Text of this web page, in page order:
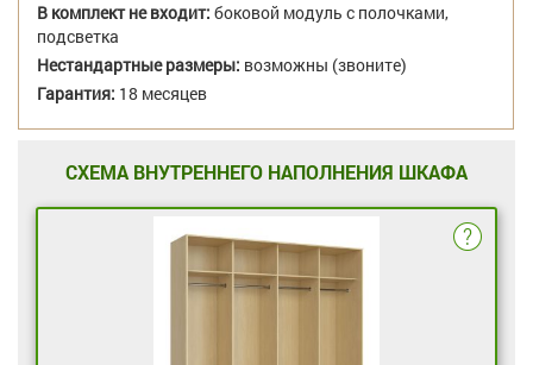
В комплект не входит: боковой модуль с полочками,
подсветка
Нестандартные размеры: возможны (звоните)
Гарантия: 18 месяцев
СХЕМА ВНУТРЕННЕГО НАПОЛНЕНИЯ ШКАФА